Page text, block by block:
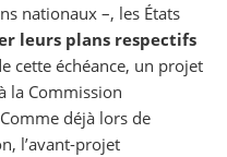
nationaux –, les États
leurs plans respectifs
cette échéance, un projet
la Commission
déjà lors de
l’avant-projet